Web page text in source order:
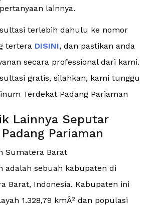
lainnya.
terlebih dahulu ke nomor
tertera DISINI, dan pastikan anda
secara professional dari kami.
gratis, silahkan, kami tunggu
Terdekat Padang Pariaman
Lainnya Seputar
Pariaman
Sumatera Barat
adalah sebuah kabupaten di
Barat, Indonesia. Kabupaten ini
1.328,79 kmÂ² dan populasi